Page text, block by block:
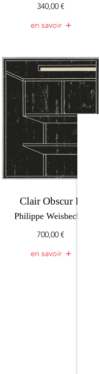
340,00€
en savoir
Clair Obscur II
Philippe Weisbecker
700,00€
en savoir